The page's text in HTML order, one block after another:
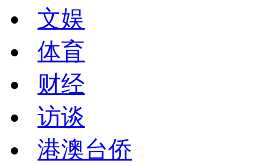
文娱
体育
财经
访谈
港澳台侨